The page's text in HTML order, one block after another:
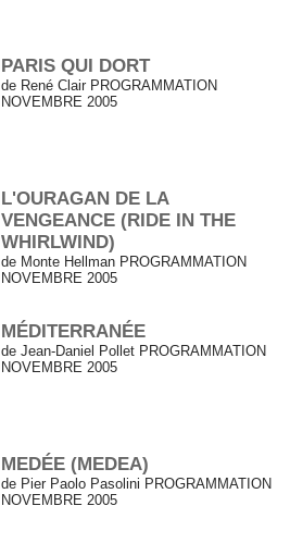
PARIS QUI DORT
de René Clair PROGRAMMATION
NOVEMBRE 2005
L'OURAGAN DE LA
VENGEANCE (RIDE IN THE
WHIRLWIND)
de Monte Hellman PROGRAMMATION
NOVEMBRE 2005
MÉDITERRANÉE
de Jean-Daniel Pollet PROGRAMMATION
NOVEMBRE 2005
MEDÉE (MEDEA)
de Pier Paolo Pasolini PROGRAMMATION
NOVEMBRE 2005